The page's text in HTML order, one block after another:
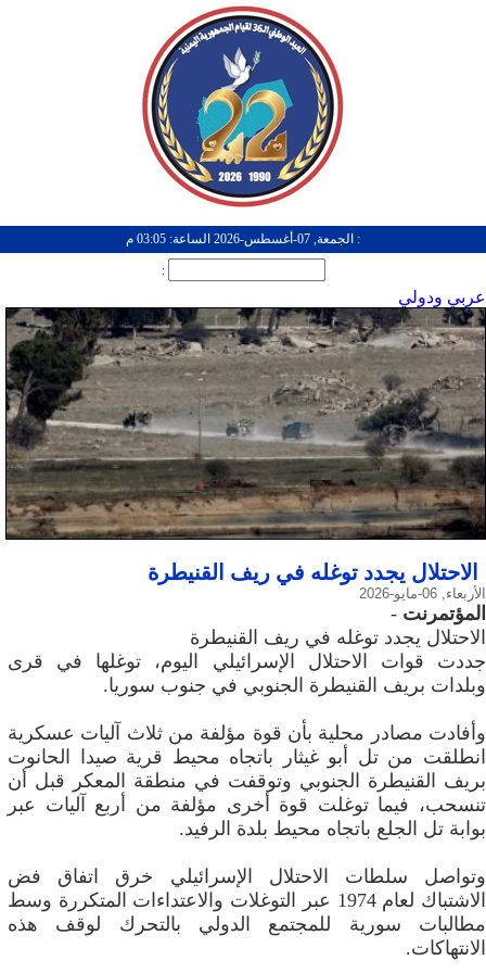
: الجمعة, 07-أغسطس-2026 الساعة: 03:05 م
:
عربي ودولي
الاحتلال يجدد توغله في ريف القنيطرة
الأربعاء, 06-مايو-2026
المؤتمرنت -
الاحتلال يجدد توغله في ريف القنيطرة
جددت قوات الاحتلال الإسرائيلي اليوم، توغلها في قرى
وبلدات بريف القنيطرة الجنوبي في جنوب سوريا.
وأفادت مصادر محلية بأن قوة مؤلفة من ثلاث آليات عسكرية
انطلقت من تل أبو غيثار باتجاه محيط قرية صيدا الحانوت
بريف القنيطرة الجنوبي وتوقفت في منطقة المعكر قبل أن
تنسحب، فيما توغلت قوة أخرى مؤلفة من أربع آليات عبر
بوابة تل الجلع باتجاه محيط بلدة الرفيد.
وتواصل سلطات الاحتلال الإسرائيلي خرق اتفاق فض
الاشتباك لعام 1974 عبر التوغلات والاعتداءات المتكررة وسط
مطالبات سورية للمجتمع الدولي بالتحرك لوقف هذه
الانتهاكات.